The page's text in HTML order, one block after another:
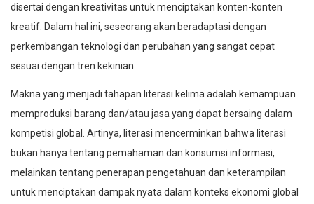
disertai dengan kreativitas untuk menciptakan konten-konten
kreatif. Dalam hal ini, seseorang akan beradaptasi dengan
perkembangan teknologi dan perubahan yang sangat cepat
sesuai dengan tren kekinian.
Makna yang menjadi tahapan literasi kelima adalah kemampuan
memproduksi barang dan/atau jasa yang dapat bersaing dalam
kompetisi global. Artinya, literasi mencerminkan bahwa literasi
bukan hanya tentang pemahaman dan konsumsi informasi,
melainkan tentang penerapan pengetahuan dan keterampilan
untuk menciptakan dampak nyata dalam konteks ekonomi global